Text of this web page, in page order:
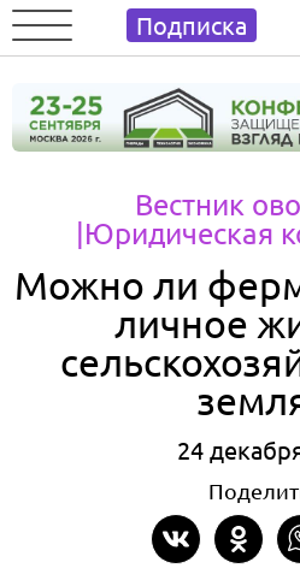
Подписка
Вестник
|Юридическая
Можно ли
личное
24